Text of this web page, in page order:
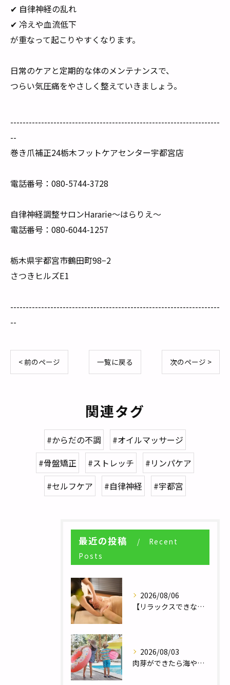
✔ 自律神経の乱れ
✔ 冷えや血流低下
が重なって起こりやすくなります。
日常のケアと定期的な体のメンテナンスで、
つらい気圧痛をやさしく整えていきましょう。
--------------------------------------------------------------------
--
巻き爪補正24栃木フットケアセンター宇都宮店
電話番号：080-5744-3728
自律神経調整サロンHararie〜はらりえ〜
電話番号：080-6044-1257
栃木県宇都宮市鶴田町98−2
さつきヒルズE1
--------------------------------------------------------------------
--
< 前のページ 一覧に戻る 次のページ >
関連タグ
#からだの不調
#オイルマッサージ
#骨盤矯正
#ストレッチ
#リンパケア
#セルフケア
#自律神経 #宇都宮
最近の投稿
Recent
Posts
2026/08/06
【リラックスできない人へ】体が休まらない本当の理由とは？／自律神経調整サロンHararie〜はらりえ〜
2026/08/03
肉芽ができたら海やプールは大丈夫？夏のレジャー前に知っておきたい注意点／巻き爪補正２４栃木フットケアセンター宇都宮店